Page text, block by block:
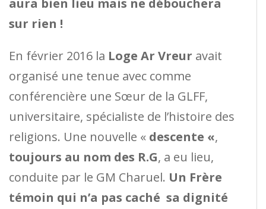
aura bien lieu mais ne débouchera
sur rien !
En février 2016 la Loge Ar Vreur avait
organisé une tenue avec comme
conférencière une Sœur de la GLFF,
universitaire, spécialiste de l’histoire des
religions. Une nouvelle « descente «,
toujours au nom des R.G, a eu lieu,
conduite par le GM Charuel. Un Frère
témoin qui n’a pas caché sa dignité